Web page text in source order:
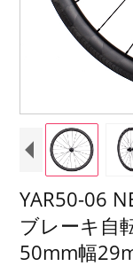
YAR50-06
ブレーキ自
50mm幅